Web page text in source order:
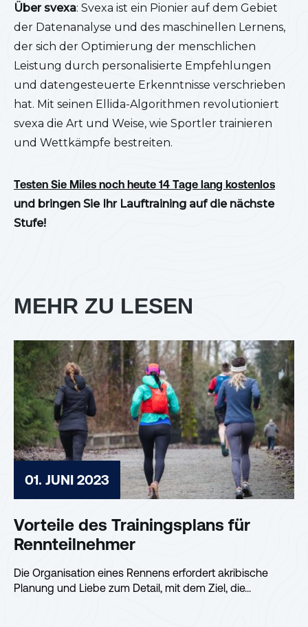
Über svexa: Svexa ist ein Pionier auf dem Gebiet
der Datenanalyse und des maschinellen Lernens,
der sich der Optimierung der menschlichen
Leistung durch personalisierte Empfehlungen
und datengesteuerte Erkenntnisse verschrieben
hat. Mit seinen Ellida-Algorithmen revolutioniert
svexa die Art und Weise, wie Sportler trainieren
und Wettkämpfe bestreiten.
Testen Sie Miles noch heute 14 Tage lang kostenlos
und bringen Sie Ihr Lauftraining auf die nächste
Stufe!
MEHR ZU LESEN
01. JUNI 2023
Vorteile des Trainingsplans für
Rennteilnehmer
Die Organisation eines Rennens erfordert akribische
Planung und Liebe zum Detail, mit dem Ziel, die...